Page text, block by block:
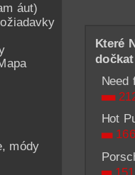
áut)
módy
Které
Need
Hot
166
151